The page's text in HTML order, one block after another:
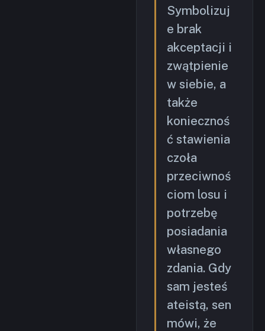
Symbolizuj
e brak
akceptacji i
zwątpienie
w siebie, a
także
koniecznoś
ć stawienia
czoła
przeciwnoś
ciom losu i
potrzebę
posiadania
własnego
zdania. Gdy
sam jesteś
ateistą, sen
mówi, że